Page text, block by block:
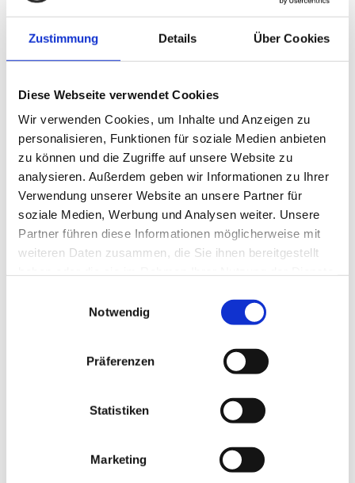
Zustimmung Details Über Cookies
Diese Webseite verwendet Cookies
Wir verwenden Cookies, um Inhalte und Anzeigen zu
personalisieren, Funktionen für soziale Medien anbieten
zu können und die Zugriffe auf unsere Website zu
analysieren. Außerdem geben wir Informationen zu Ihrer
Verwendung unserer Website an unsere Partner für
soziale Medien, Werbung und Analysen weiter. Unsere
Partner führen diese Informationen möglicherweise mit
weiteren Daten zusammen, die Sie ihnen bereitgestellt
Notwendig
Präferenzen
Statistiken
Marketing
Vertreten durch:
Ralf Svoboda (stv. Vorstandsvorsitzender)
Kontakt
Telefon: +49 (0) 7254 / 40 39 259
Telefax: +49 (0) 7254 / 40 39 255
E-Mail: kontakt@notrufteam-vrk.de
Redaktionell verantwortlich
EU-Streitschlichtung
Die Europäische Kommission stellt eine Plattform zur
https://ec.europa.eu/consumers/odr/.
Unsere E-Mail-Adresse finden Sie oben im Impressum.